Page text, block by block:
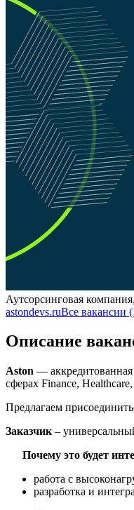
Аутсорсинговая
astondevs.ruВсе вакансии
Описание
Aston —
сферах Finance,
Предлагаем
Заказчик –
Почему это будет
работа с
разработка и